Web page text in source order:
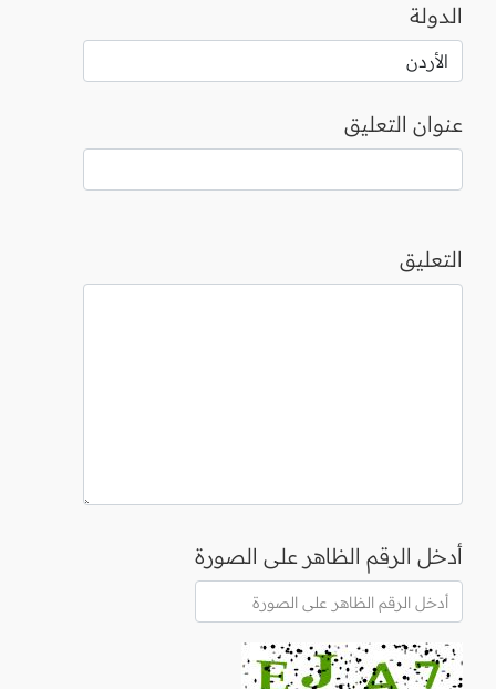
الدولة
عنوان التعليق
التعليق
أدخل الرقم الظاهر على الصورة